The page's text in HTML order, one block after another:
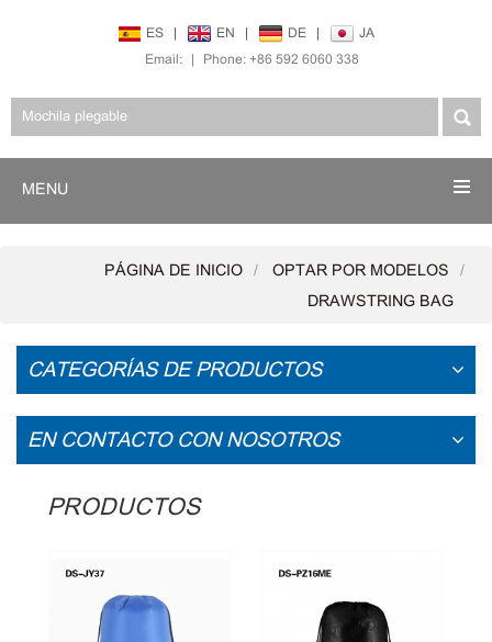
ES | EN | DE |
JA
Email: | Phone: +86 592 6060 338
MENU
PÁGINA DE INICIO
OPTAR POR MODELOS
DRAWSTRING BAG
CATEGORÍAS DE PRODUCTOS
EN CONTACTO CON NOSOTROS
PRODUCTOS